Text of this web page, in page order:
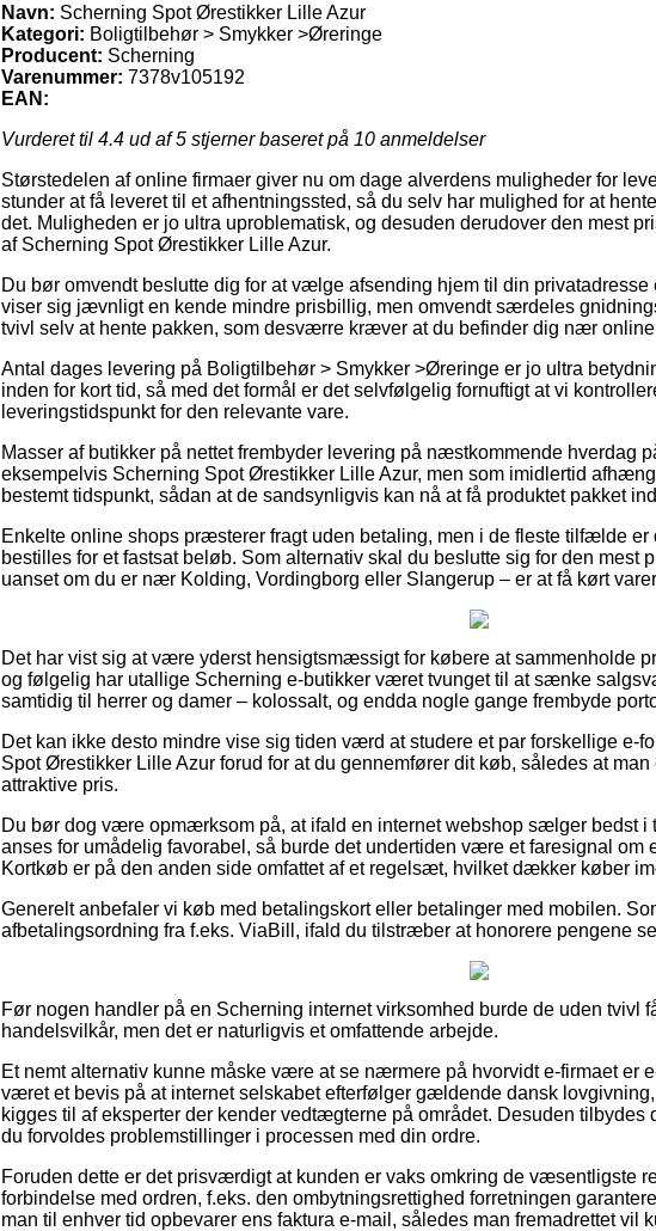
Navn: Scherning Spot Ørestikker Lille Azur
Kategori: Boligtilbehør > Smykker >Øreringe
Producent: Scherning
Varenummer: 7378v105192
EAN:
Vurderet til 4.4 ud af 5 stjerner baseret på 10 anmeldelser
Størstedelen af online firmaer giver nu om dage alverdens muligheder for
stunder at få leveret til et afhentningssted, så du selv har mulighed for at
det. Muligheden er jo ultra uproblematisk, og desuden derudover den mest
af Scherning Spot Ørestikker Lille Azur.
Du bør omvendt beslutte dig for at vælge afsending hjem til din
viser sig jævnligt en kende mindre prisbillig, men omvendt særdeles
tvivl selv at hente pakken, som desværre kræver at du befinder dig nær
Antal dages levering på Boligtilbehør > Smykker >Øreringe er jo ultra
inden for kort tid, så med det formål er det selvfølgelig fornuftigt at vi
leveringstidspunkt for den relevante vare.
Masser af butikker på nettet frembyder levering på næstkommende hverdag
eksempelvis Scherning Spot Ørestikker Lille Azur, men som imidlertid
bestemt tidspunkt, sådan at de sandsynligvis kan nå at få produktet pakket
Enkelte online shops præsterer fragt uden betaling, men i de fleste tilfælde er
bestilles for et fastsat beløb. Som alternativ skal du beslutte sig for den mest
uanset om du er nær Kolding, Vordingborg eller Slangerup – er at få kørt
Det har vist sig at være yderst hensigtsmæssigt for købere at sammenholde
og følgelig har utallige Scherning e-butikker været tvunget til at sænke
samtidig til herrer og damer – kolossalt, og endda nogle gange frembyde
Det kan ikke desto mindre vise sig tiden værd at studere et par forskellige e-
Spot Ørestikker Lille Azur forud for at du gennemfører dit køb, således at
attraktive pris.
Du bør dog være opmærksom på, at ifald en internet webshop sælger bedst i
anses for umådelig favorabel, så burde det undertiden være et faresignal om
Kortkøb er på den anden side omfattet af et regelsæt, hvilket dækker køber
Generelt anbefaler vi køb med betalingskort eller betalinger med mobilen.
afbetalingsordning fra f.eks. ViaBill, ifald du tilstræber at honorere pengene
Før nogen handler på en Scherning internet virksomhed burde de uden tvivl
handelsvilkår, men det er naturligvis et omfattende arbejde.
Et nemt alternativ kunne måske være at se nærmere på hvorvidt e-firmaet er
været et bevis på at internet selskabet efterfølger gældende dansk
kigges til af eksperter der kender vedtægterne på området. Desuden
du forvoldes problemstillinger i processen med din ordre.
Foruden dette er det prisværdigt at kunden er vaks omkring de væsentligste
forbindelse med ordren, f.eks. den ombytningsrettighed forretningen
man til enhver tid opbevarer ens faktura e-mail, således man fremadrettet vil